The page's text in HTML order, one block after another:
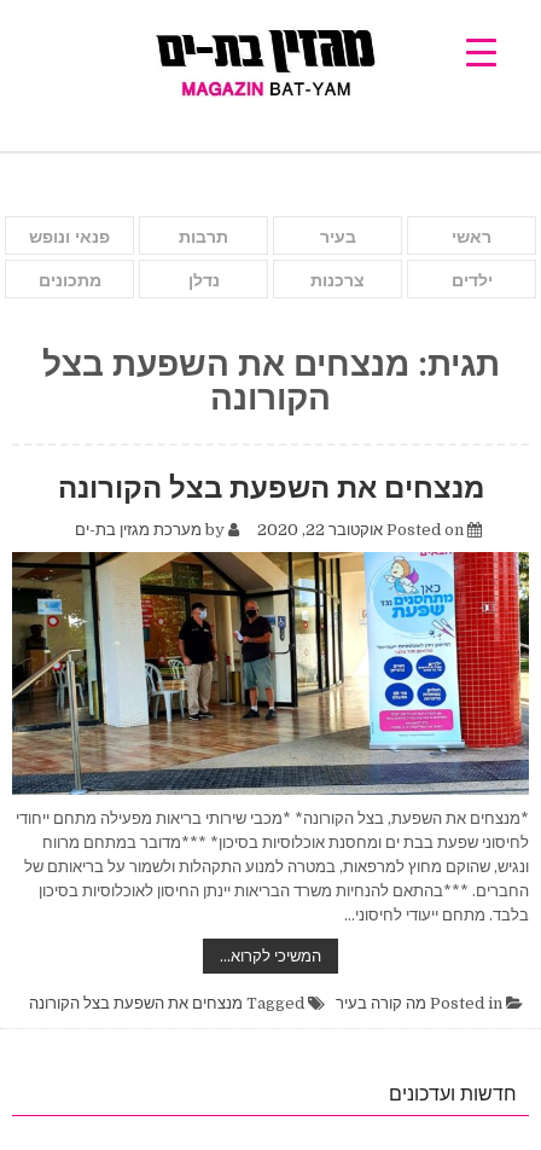
ראשי בעיר תרבות פנאי ונופש
ילדים צרכנות נדלן מתכונים
תגית: מנצחים את השפעת בצל
הקורונה
מנצחים את השפעת בצל הקורונה
Posted on אוקטובר 22, 2020 by מערכת מגזין בת-ים
*מנצחים את השפעת, בצל הקורונה* *מכבי שירותי בריאות מפעילה מתחם ייחודי
לחיסוני שפעת בבת ים ומחסנת אוכלוסיות בסיכון* ***מדובר במתחם מרווח
ונגיש, שהוקם מחוץ למרפאות, במטרה למנוע התקהלות ולשמור על בריאותם של
החברים. ***בהתאם להנחיות משרד הבריאות יינתן החיסון לאוכלוסיות בסיכון
בלבד. מתחם ייעודי לחיסוני…
המשיכי לקרוא…
את
בצל
מה קורה בעיר מנצחים את השפעת בצל הקורונה
חדשות ועדכונים